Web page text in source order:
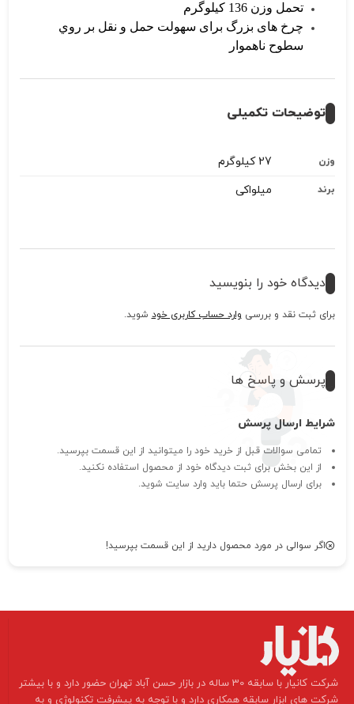
تحمل وزن 136 کیلوگرم
چرخ های بزرگ برای سهولت حمل و نقل بر روي
سطوح ناهموار
توضیحات تکمیلی
وزن 27 کیلوگرم
برند میلواکی
دیدگاه خود را بنویسید
برای ثبت نقد و بررسی وارد حساب کاربری خود شوید.
پرسش و پاسخ ها
شرایط ارسال پرسش
تمامی سوالات قبل از خرید خود را میتوانید از این قسمت بپرسید.
از این بخش برای ثبت دیدگاه خود از محصول استفاده نکنید.
برای ارسال پرسش حتما باید وارد سایت شوید.
اگر سوالی در مورد محصول دارید از این قسمت بپرسید!
​شرکت کانیار با سابقه 30 ساله در بازار حسن آباد تهران حضور دارد و با بیشتر
شرکت های ابزار سابقه همکاری دارد و با توجه به پیشرفت تکنولوژی و به